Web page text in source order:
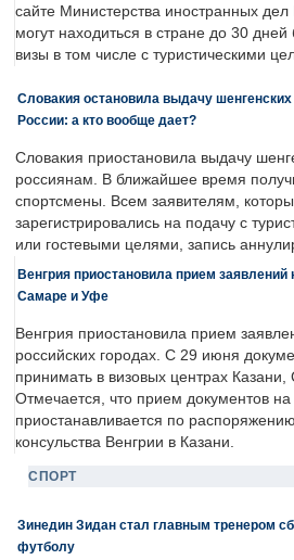
сайте Министерства иностранных дел
могут находиться в стране до 30
визы в том числе с туристическими
Словакия остановила выдачу шенгенских
России: а кто вообще дает?
Словакия приостановила выдачу
россиянам. В ближайшее время
спортсмены. Всем заявителям,
зарегистрировались на подачу с
или гостевыми целями, запись
Венгрия приостановила прием заявлений
Самаре и Уфе
Венгрия приостановила прием
российских городах. С 29 июня
принимать в визовых центрах
Отмечается, что прием документов на
приостанавливается по
консульства Венгрии в Казани.
СПОРТ
Зинедин Зидан стал главным тренером
футболу